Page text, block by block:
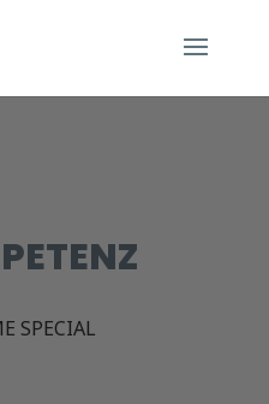
SPECIAL